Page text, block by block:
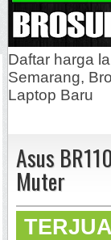
Daftar harga
Semarang,
Laptop Baru
Asus
Muter